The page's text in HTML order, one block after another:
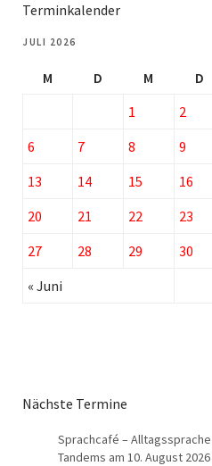
Terminkalender
JULI 2026
M D M D
1
2
6
7 8 9
13
14 15 16
20
21 22 23
27
28 29 30
« Juni
Nächste Termine
Sprachcafé –
Tandems am 10. August